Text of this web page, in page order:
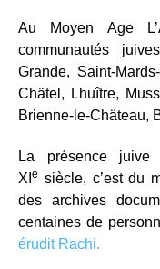
Au Moyen Age
communautés
Grande, Saint-
Chätel, Lhuître,
Brienne-le-Chäteau,
La présence juive
XI e siècle, c’est du
des archives
centaines de
érudit Rachi.